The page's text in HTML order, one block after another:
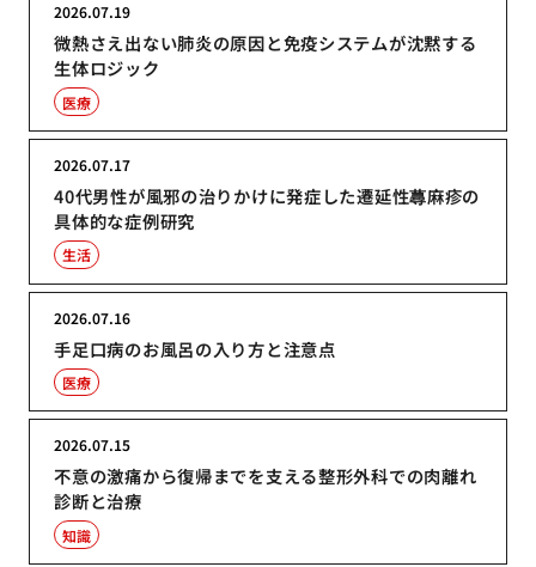
微熱さえ出ない肺炎の原因と免疫システムが沈黙する
生体ロジック
2026.07.19
医療
40代男性が風邪の治りかけに発症した遷延性蕁麻疹の
具体的な症例研究
2026.07.17
生活
手足口病のお風呂の入り方と注意点
2026.07.16
医療
不意の激痛から復帰までを支える整形外科での肉離れ
診断と治療
2026.07.15
知識